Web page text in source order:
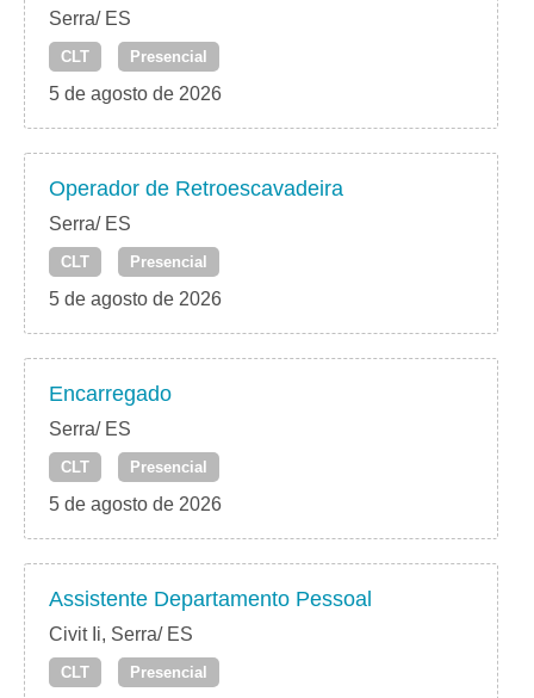
Serra/ ES
CLT Presencial
5 de agosto de 2026
Operador de Retroescavadeira
Serra/ ES
CLT Presencial
5 de agosto de 2026
Encarregado
Serra/ ES
CLT Presencial
5 de agosto de 2026
Assistente Departamento Pessoal
Civit Ii, Serra/ ES
CLT Presencial